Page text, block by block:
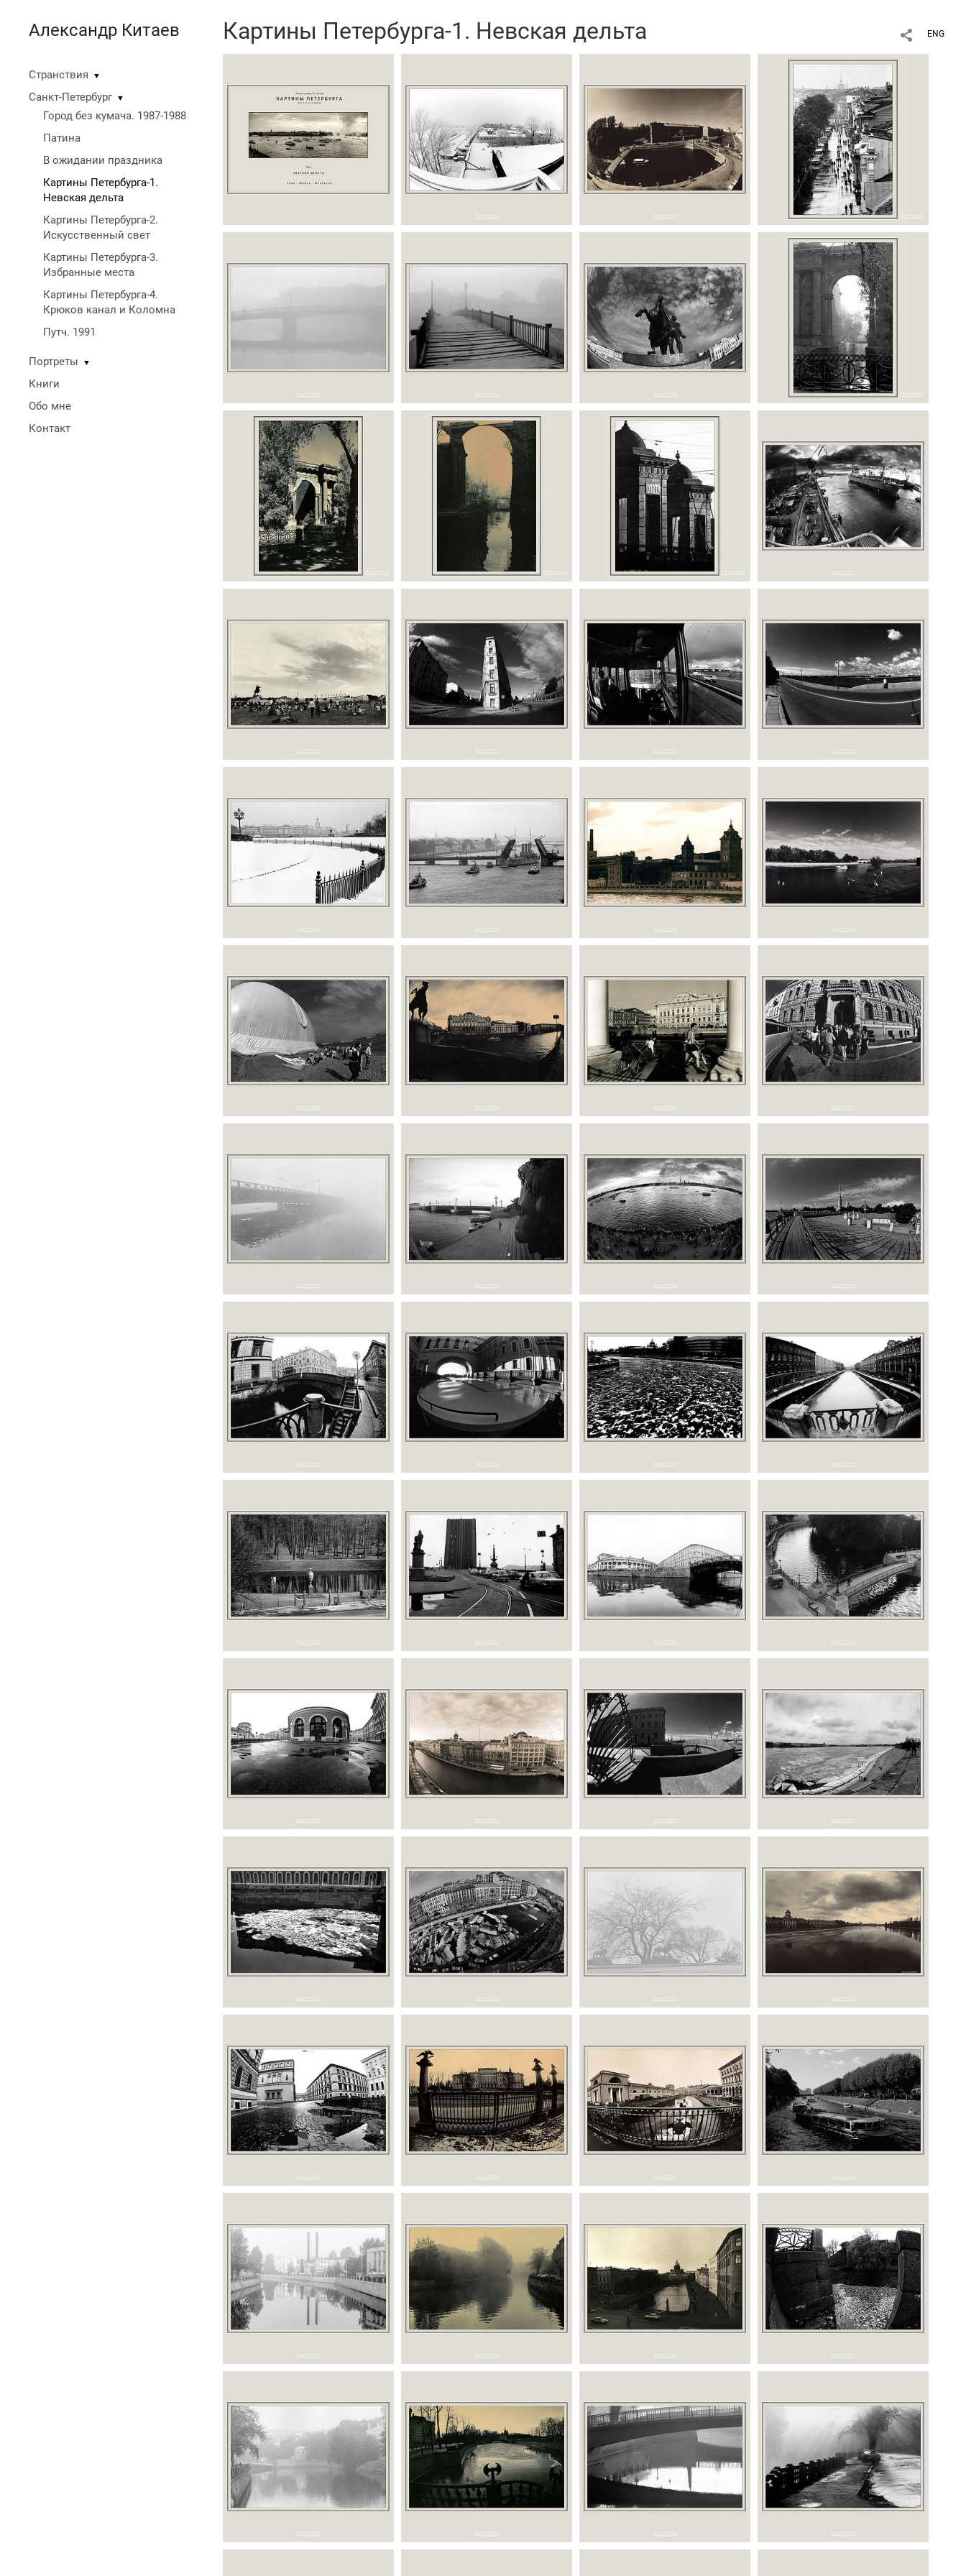
Александр Китаев
Странствия ▼
Санкт-Петербург ▼
Город без кумача. 1987-1988
Патина
В ожидании праздника
Картины Петербурга-1.
Невская дельта
Картины Петербурга-2.
Искусственный свет
Картины Петербурга-3.
Избранные места
Картины Петербурга-4.
Крюков канал и Коломна
Путч. 1991
Портреты ▼
Книги
Обо мне
Контакт
ENG
Картины Петербурга-1. Невская дельта